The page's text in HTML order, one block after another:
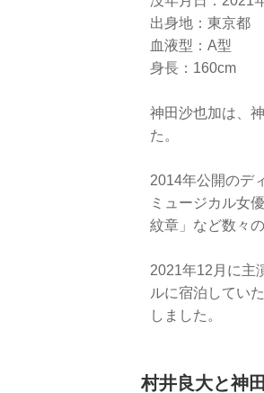
出身地：東京都
血液型：A型
身長：160cm
神田沙也加は、
た。
2014年公開のデ
ミュージカル女
紋章」など数々
2021年12月に主
ルに宿泊してい
しました。
村井良大と神